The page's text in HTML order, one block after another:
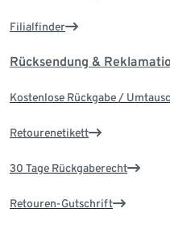
Filialfinder
Rücksendung &
Kostenlose Rückgabe /
Retourenetikett
30 Tage Rückgaberecht
Retouren-Gutschrift